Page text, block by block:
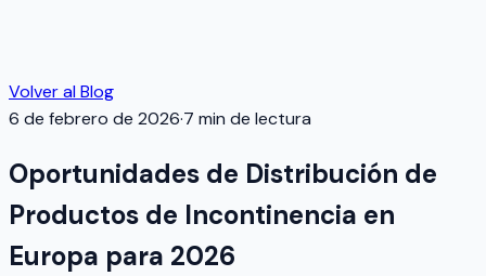
Volver al Blog
6 de febrero de 2026·7 min de lectura
Oportunidades de Distribución de
Productos de Incontinencia en
Europa para 2026